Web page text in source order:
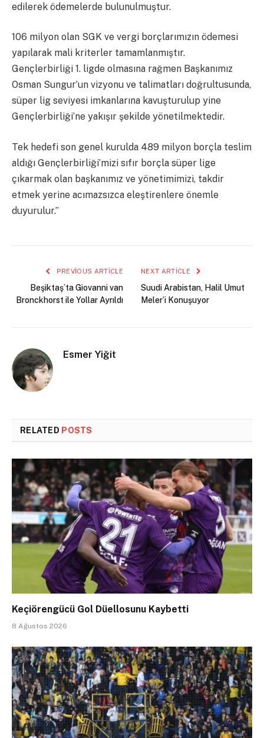
edilerek ödemelerde bulunulmuştur.
106 milyon olan SGK ve vergi borçlarımızın ödemesi
yapılarak mali kriterler tamamlanmıştır.
Gençlerbirliği 1. ligde olmasına rağmen Başkanımız
Osman Sungur’un vizyonu ve talimatları doğrultusunda,
süper lig seviyesi imkanlarına kavuşturulup yine
Gençlerbirliği’ne yakışır şekilde yönetilmektedir.
Tek hedefi son genel kurulda 489 milyon borçla teslim
aldığı Gençlerbirliği’mizi sıfır borçla süper lige
çıkarmak olan başkanımız ve yönetimimizi, takdir
etmek yerine acımazsızca eleştirenlere önemle
duyurulur.”
PREVIOUS ARTICLE
Beşiktaş’ta Giovanni van
Bronckhorst ile Yollar Ayrıldı
NEXT ARTICLE
Suudi Arabistan, Halil Umut
Meler’i Konuşuyor
Esmer Yiğit
RELATED POSTS
Keçiörengücü Gol Düellosunu Kaybetti
8 Ağustos 2026